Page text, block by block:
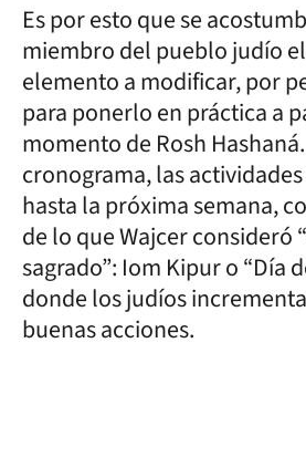
Es por esto que se
miembro del pueblo judío
elemento a modificar, por
para ponerlo en práctica a
momento de Rosh
cronograma, las
hasta la próxima semana,
de lo que Wajcer consideró
sagrado”: Iom Kipur o “Día
donde los judíos
buenas acciones.